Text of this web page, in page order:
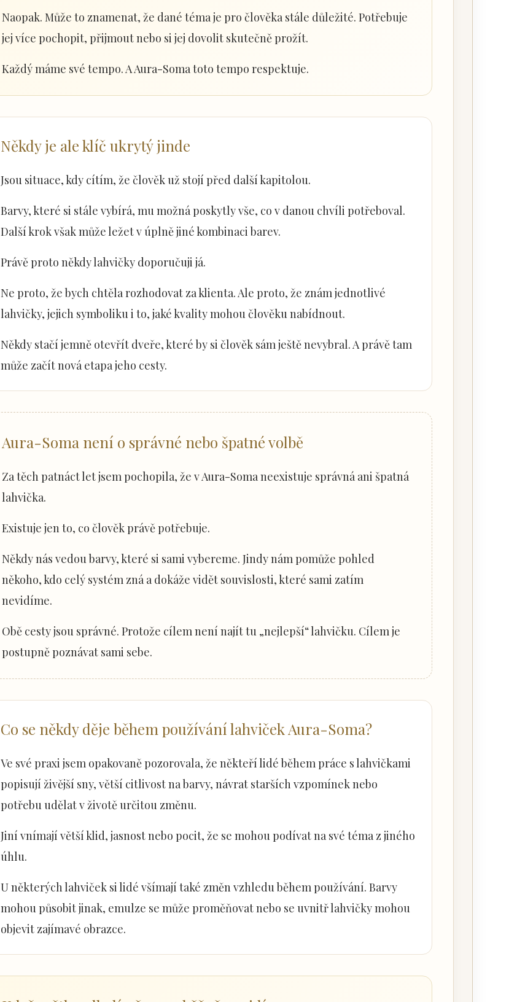
Naopak. Může to znamenat, že dané téma je pro člověka stále důležité. Potřebuje
jej více pochopit, přijmout nebo si jej dovolit skutečně prožít.
Každý máme své tempo. A Aura-Soma toto tempo respektuje.
Někdy je ale klíč ukrytý jinde
Jsou situace, kdy cítím, že člověk už stojí před další kapitolou.
Barvy, které si stále vybírá, mu možná poskytly vše, co v danou chvíli potřeboval.
Další krok však může ležet v úplně jiné kombinaci barev.
Právě proto někdy lahvičky doporučuji já.
Ne proto, že bych chtěla rozhodovat za klienta. Ale proto, že znám jednotlivé
lahvičky, jejich symboliku i to, jaké kvality mohou člověku nabídnout.
Někdy stačí jemně otevřít dveře, které by si člověk sám ještě nevybral. A právě tam
může začít nová etapa jeho cesty.
Aura-Soma není o správné nebo špatné volbě
Za těch patnáct let jsem pochopila, že v Aura-Soma neexistuje správná ani špatná
lahvička.
Existuje jen to, co člověk právě potřebuje.
Někdy nás vedou barvy, které si sami vybereme. Jindy nám pomůže pohled
někoho, kdo celý systém zná a dokáže vidět souvislosti, které sami zatím
nevidíme.
Obě cesty jsou správné. Protože cílem není najít tu „nejlepší“ lahvičku. Cílem je
postupně poznávat sami sebe.
Co se někdy děje během používání lahviček Aura-Soma?
Ve své praxi jsem opakovaně pozorovala, že někteří lidé během práce s lahvičkami
popisují živější sny, větší citlivost na barvy, návrat starších vzpomínek nebo
potřebu udělat v životě určitou změnu.
Jiní vnímají větší klid, jasnost nebo pocit, že se mohou podívat na své téma z jiného
úhlu.
U některých lahviček si lidé všímají také změn vzhledu během používání. Barvy
mohou působit jinak, emulze se může proměňovat nebo se uvnitř lahvičky mohou
objevit zajímavé obrazce.